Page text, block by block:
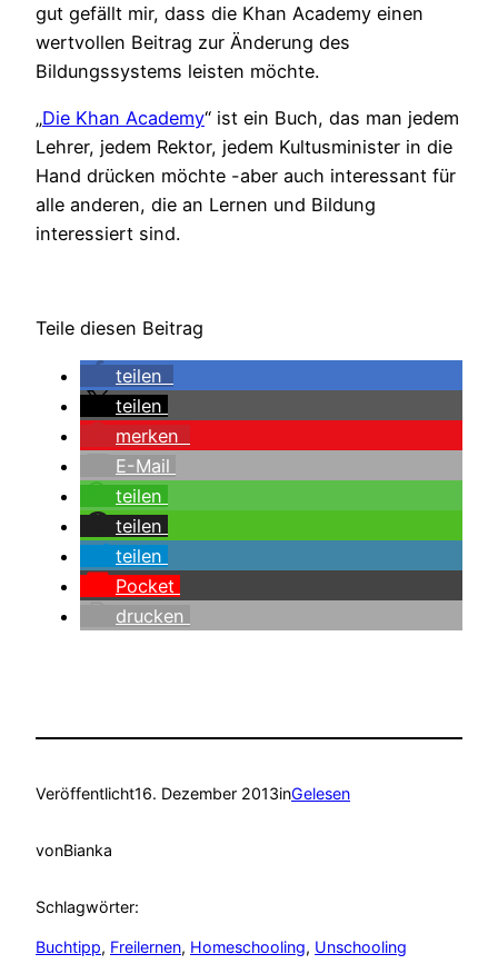
gut gefällt mir, dass die Khan Academy einen
wertvollen Beitrag zur Änderung des
Bildungssystems leisten möchte.
„Die Khan Academy“ ist ein Buch, das man jedem
Lehrer, jedem Rektor, jedem Kultusminister in die
Hand drücken möchte -aber auch interessant für
alle anderen, die an Lernen und Bildung
interessiert sind.
Teile diesen Beitrag
teilen
teilen
merken
E-Mail
teilen
teilen
teilen
Pocket
drucken
Veröffentlicht16. Dezember 2013inGelesen
vonBianka
Schlagwörter:
Buchtipp, Freilernen, Homeschooling, Unschooling